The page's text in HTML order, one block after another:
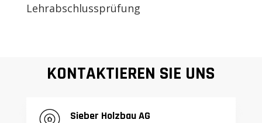
Lehrabschlussprüfung
KONTAKTIEREN SIE UNS
Sieber Holzbau AG